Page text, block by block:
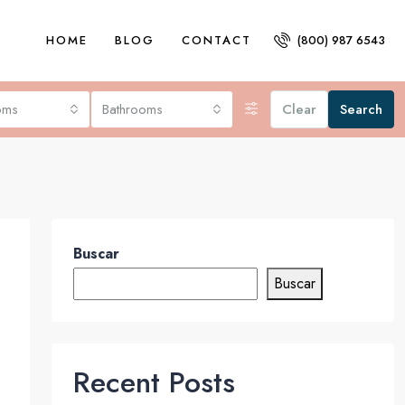
HOME BLOG CONTACT (800) 987 6543
Bathrooms Clear Search
Buscar
Buscar
Recent Posts